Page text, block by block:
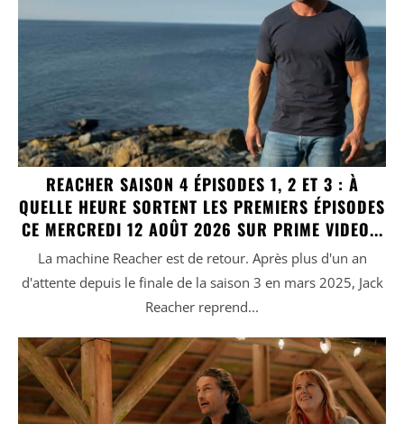
REACHER SAISON 4 ÉPISODES 1, 2 ET 3 : À
QUELLE HEURE SORTENT LES PREMIERS ÉPISODES
CE MERCREDI 12 AOÛT 2026 SUR PRIME VIDEO...
La machine Reacher est de retour. Après plus d'un an
d'attente depuis le finale de la saison 3 en mars 2025, Jack
Reacher reprend...